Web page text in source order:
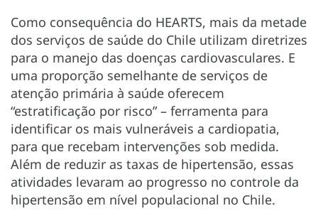
Como consequência do HEARTS, mais da metade
dos serviços de saúde do Chile utilizam diretrizes
para o manejo das doenças cardiovasculares. E
uma proporção semelhante de serviços de
atenção primária à saúde oferecem
“estratificação por risco” – ferramenta para
identificar os mais vulneráveis a cardiopatia,
para que recebam intervenções sob medida.
Além de reduzir as taxas de hipertensão, essas
atividades levaram ao progresso no controle da
hipertensão em nível populacional no Chile.